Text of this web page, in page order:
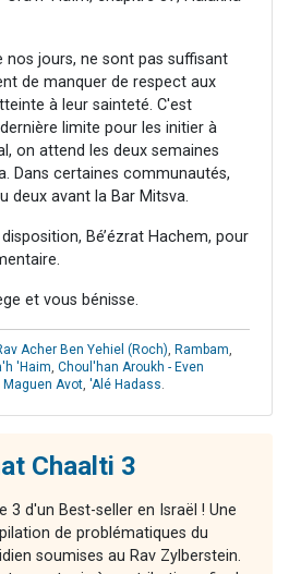
nos jours, ne sont pas suffisant
de manquer de respect aux
à leur sainteté. C'est
limite pour les initier à
on attend les deux semaines
Dans certaines communautés,
deux avant la Bar Mitsva.
Bé’ézrat Hachem, pour
et vous bénisse.
Acher Ben Yehiel (Roch), Rambam,
'Haim, Choul'han Aroukh - Even
Maguen Avot, 'Alé Hadass.
Chaalti 3
3 d'un Best-seller en Israël ! Une
de problématiques du
soumises au Rav Zylberstein.